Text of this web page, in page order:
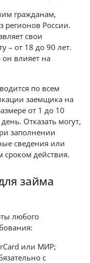
гражданам,
России.
свои
– от 18 до 90 лет.
влияет на
по всем
заемщика на
от 1 до 10
Отказать могут,
заполнении
сведения или
сроком действия.
займа
любого
или МИР;
с